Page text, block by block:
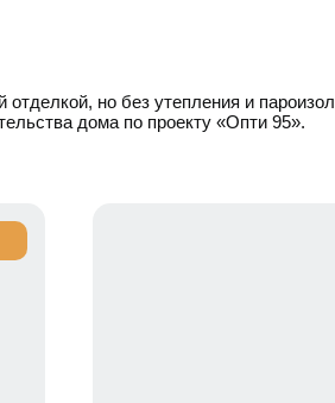
но без утепления и
дома по проекту «Опти 95».